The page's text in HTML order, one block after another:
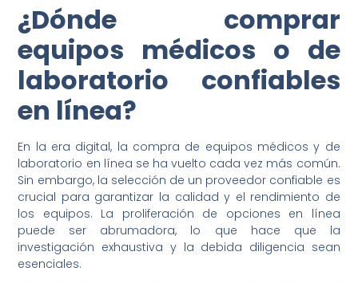
¿Dónde comprar
equipos médicos o de
laboratorio confiables
en línea?
En la era digital, la compra de equipos médicos y de
laboratorio en línea se ha vuelto cada vez más común.
Sin embargo, la selección de un proveedor confiable es
crucial para garantizar la calidad y el rendimiento de
los equipos. La proliferación de opciones en línea
puede ser abrumadora, lo que hace que la
investigación exhaustiva y la debida diligencia sean
esenciales.